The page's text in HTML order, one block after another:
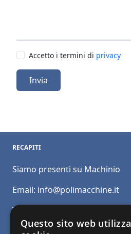
Accetto i termini di privacy
Invia
RECAPITI
Siamo presenti su Machinio
Email: info@polimacchine.it
Telefono:
Mobile:+39 348 5110011
Questo sito web utilizza